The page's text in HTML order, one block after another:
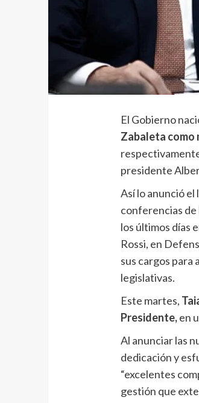
El Gobierno
Zabaleta como
presidente
Así lo anunció el
conferencias de
los últimos días
Rossi, en
sus cargos para
legislativas.
Este martes,
Presidente,en
Al anunciar las
dedicación y
“excelentes
gestión que